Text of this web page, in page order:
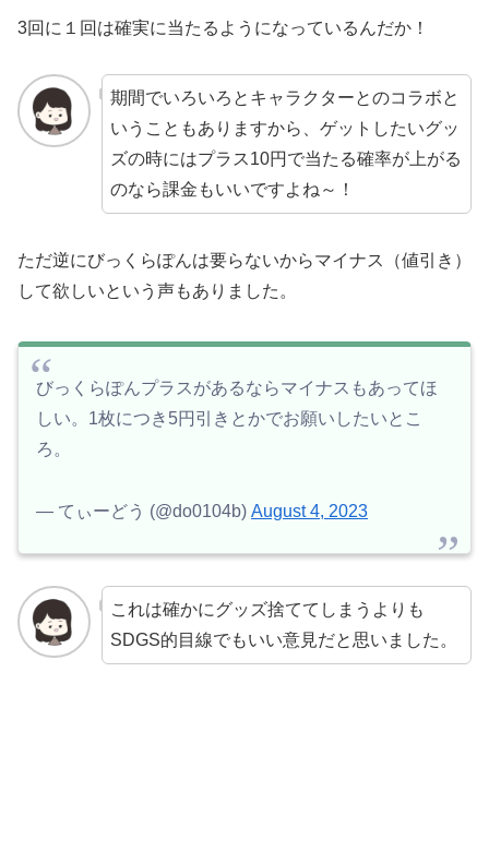
3回に１回は確実に当たるようになっているんだか！
期間でいろいろとキャラクターとのコラボと
いうこともありますから、ゲットしたいグッ
ズの時にはプラス10円で当たる確率が上がる
のなら課金もいいですよね～！
ただ逆にびっくらぽんは要らないからマイナス（値引き）
して欲しいという声もありました。
びっくらぽんプラスがあるならマイナスもあってほ
しい。1枚につき5円引きとかでお願いしたいとこ
ろ。
— てぃーどう (@do0104b) August 4, 2023
これは確かにグッズ捨ててしまうよりも
SDGS的目線でもいい意見だと思いました。